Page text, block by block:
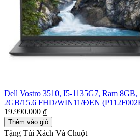
Dell Vostro 3510, I5-1135G7, Ram
2GB/15.6 FHD/WIN11/ĐEN
19.990.000 ₫
Thêm vào giỏ
Tặng Túi Xách Và Chuột